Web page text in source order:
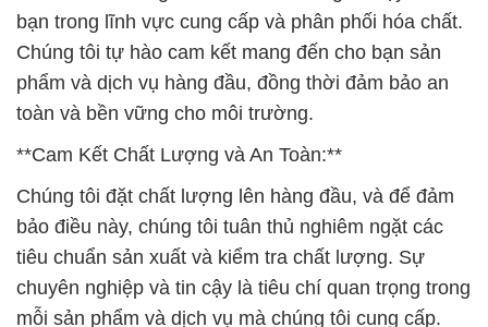
bạn trong lĩnh vực cung cấp và phân phối hóa chất.
Chúng tôi tự hào cam kết mang đến cho bạn sản
phẩm và dịch vụ hàng đầu, đồng thời đảm bảo an
toàn và bền vững cho môi trường.
**Cam Kết Chất Lượng và An Toàn:**
Chúng tôi đặt chất lượng lên hàng đầu, và để đảm
bảo điều này, chúng tôi tuân thủ nghiêm ngặt các
tiêu chuẩn sản xuất và kiểm tra chất lượng. Sự
chuyên nghiệp và tin cậy là tiêu chí quan trọng trong
mỗi sản phẩm và dịch vụ mà chúng tôi cung cấp.